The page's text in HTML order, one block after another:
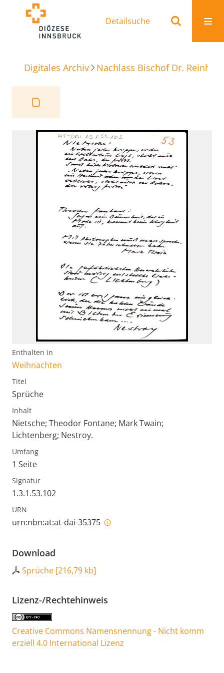
Detailsuche
Digitales Archiv Nachlass Bischof Dr.
Enthalten in
Weihnachten
Titel
Sprüche
Inhalt
Nietsche; Theodor Fontane; Mark Twain;
Lichtenberg; Nestroy.
Umfang
1 Seite
Signatur
1.3.1.53.102
URN
urn:nbn:at:at-dai-35375
Download
Sprüche [216,79 kb]
Lizenz-/Rechtehinweis
Creative Commons Namensnennung - Nicht komm
erziell 4.0 International Lizenz